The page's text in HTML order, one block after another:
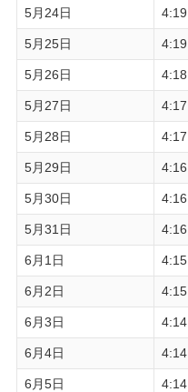
5月24日 4:19
5月25日 4:19
5月26日 4:18
5月27日 4:17
5月28日 4:17
5月29日 4:16
5月30日 4:16
5月31日 4:16
6月1日 4:15
6月2日 4:15
6月3日 4:14
6月4日 4:14
6月5日 4:14